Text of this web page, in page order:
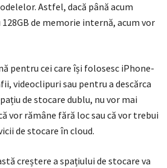
Astfel, dacă până acum
de memorie internă, acum vor
pentru cei care își folosesc iPhone-
videoclipuri sau pentru a descărca
de stocare dublu, nu vor mai
vor rămâne fără loc sau că vor trebui
de stocare în cloud.
creștere a spațiului de stocare va